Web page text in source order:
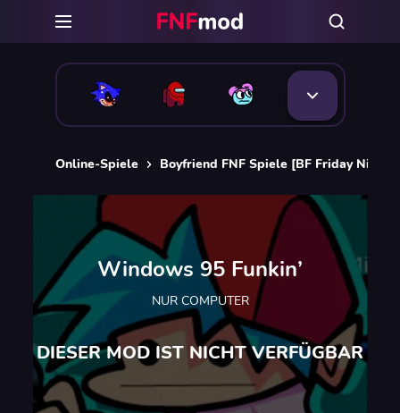
Online-Spiele Boyfriend FNF Spiele [BF Friday Night
Windows 95 Funkin’
NUR COMPUTER
DIESER MOD IST NICHT VERFÜGBAR